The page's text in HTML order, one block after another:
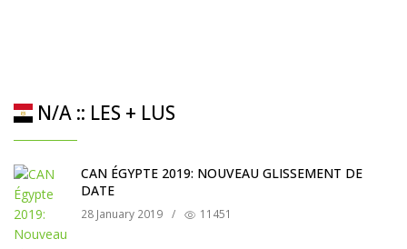
N/A :: LES + LUS
CAN ÉGYPTE 2019: NOUVEAU GLISSEMENT DE
DATE
28 January 2019 / 11451